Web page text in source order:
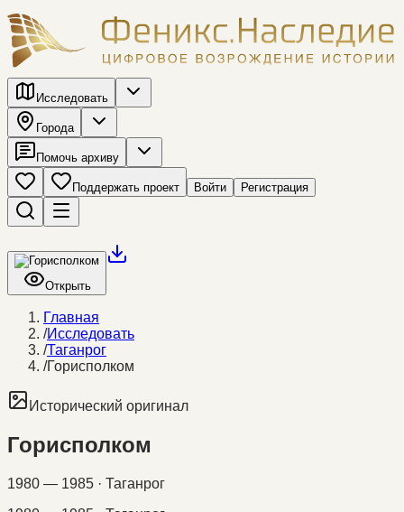
Исследовать
Города
Помочь архиву
Поддержать проект Войти Регистрация
Открыть
Главная
/Исследовать
/Таганрог
/Горисполком
Исторический оригинал
Горисполком
1980 — 1985 · Таганрог